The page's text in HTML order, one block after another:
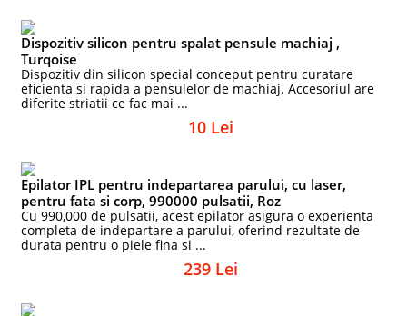
Dispozitiv silicon pentru spalat pensule machiaj ,
Turqoise
Dispozitiv din silicon special conceput pentru curatare
eficienta si rapida a pensulelor de machiaj. Accesoriul are
diferite striatii ce fac mai ...
10 Lei
Epilator IPL pentru indepartarea parului, cu laser,
pentru fata si corp, 990000 pulsatii, Roz
Cu 990,000 de pulsatii, acest epilator asigura o experienta
completa de indepartare a parului, oferind rezultate de
durata pentru o piele fina si ...
239 Lei